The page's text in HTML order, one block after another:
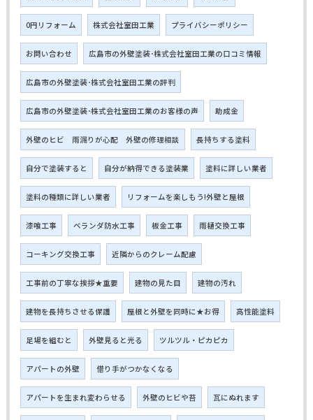
0円リフォーム 株式会社室田工業 プライバシーポリシー
お問い合わせ 広島市の外壁塗装･株式会社室田工業の口コミ情報
広島市の外壁塗装･株式会社室田工業の評判
広島市の外壁塗装･株式会社室田工業のお客様の声 助成金
外壁のヒビ 雨漏りが心配 外壁の修理相談 長持ちする塗料
自分で塗装すると 自分が納得できる塗装業 塗料に詳しい業者
塗料の種類に詳しい業者 リフォームを楽しもう!外壁と屋根
漆喰工事 ベランダ防水工事 板金工事 雨樋交換工事
コーキング交換工事 近隣からのクレーム配慮
工事前の丁寧な挨拶★重要 建物の見た目 建物の汚れ
建物を長持ちさせる保護 屋根と外壁を同時に★お得 高性能塗料
足場を組むと 外壁見ると光る ツルツル・ピカピカ
アパートの外壁 借り手がつかなくなる
アパートを生まれ変わらせる 外壁のヒビや苔 瓦にぬれます